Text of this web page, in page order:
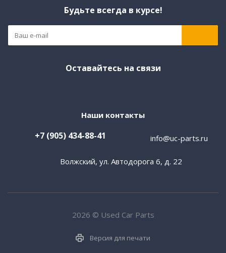
Будьте всегда в курсе!
Оставайтесь на связи
Наши контакты
+7 (905) 434-88-41 info@uc-parts.ru
Волжский, ул. Автодорога 6, д. 22
2026 © Used Car Parts
Версия для печати